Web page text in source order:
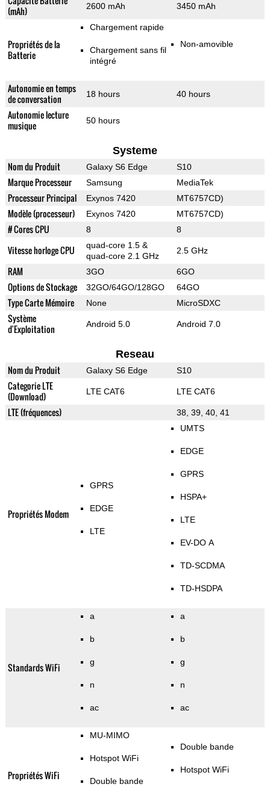
(mAh)
2600 mAh 3450 mAh
Propriétés de la
Batterie
Chargement rapide
Chargement sans fil
intégré
Non-amovible
Autonomie en temps
de conversation
18 hours 40 hours
Autonomie lecture
musique
50 hours
Systeme
Nom du Produit Galaxy S6 Edge S10
Marque Processeur Samsung MediaTek
Processeur Principal Exynos 7420 MT6757CD)
Modèle (processeur) Exynos 7420 MT6757CD)
# Cores CPU 8 8
Vitesse horloge CPU
quad-core 1.5 &
quad-core 2.1 GHz
2.5 GHz
RAM 3GO 6GO
Options de Stockage 32GO/64GO/128GO 64GO
Type Carte Mémoire None MicroSDXC
Système
d'Exploitation
Android 5.0 Android 7.0
Reseau
Nom du Produit Galaxy S6 Edge S10
Categorie LTE
(Download)
LTE CAT6 LTE CAT6
LTE (fréquences) 38, 39, 40, 41
Propriétés Modem
GPRS
EDGE
LTE
UMTS
EDGE
GPRS
HSPA+
LTE
EV-DO A
TD-SCDMA
TD-HSDPA
Standards WiFi
a
b
g
n
ac
a
b
g
n
ac
Propriétés WiFi
MU-MIMO
Hotspot WiFi
Double bande
Double bande
Hotspot WiFi